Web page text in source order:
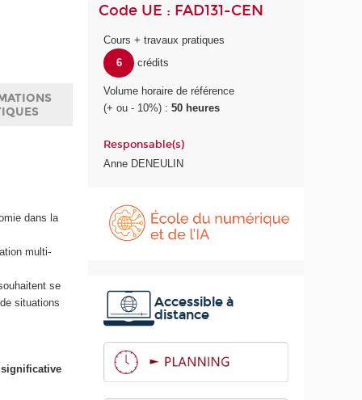
dans la
multi-
se
situations
significative
Code UE : FAD131-CEN
Cours + travaux pratiques
6
crédits
Volume horaire de référence
(+ ou - 10%) :50 heures
Responsable(s)
Anne DENEULIN
Accessible à
distance